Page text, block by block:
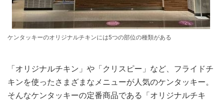
ケンタッキーのオリジナルチキンには5つの部位の種類がある
「オリジナルチキン」や「クリスピー」など、フライドチ
キンを使ったさまざまなメニューが人気のケンタッキー。
そんなケンタッキーの定番商品である「オリジナルチキ